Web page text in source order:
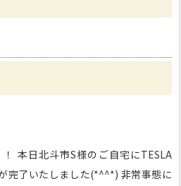
本日北斗市S様のご自宅にTESLA
完了いたしました(*^^*) 非常事態に